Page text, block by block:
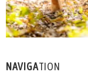
NAVIGATION